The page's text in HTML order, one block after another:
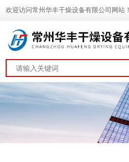
欢迎访问常州华丰干燥设备有限公司网站！